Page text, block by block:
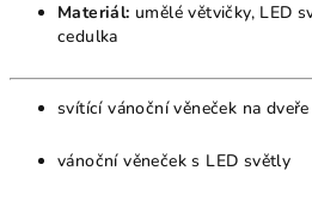
Materiál: umělé větvičky, LED
cedulka
svítící vánoční věneček na dveře
vánoční věneček s LED světly